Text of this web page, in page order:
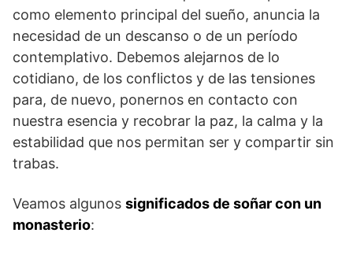
como elemento principal del sueño, anuncia la
necesidad de un descanso o de un período
contemplativo. Debemos alejarnos de lo
cotidiano, de los conflictos y de las tensiones
para, de nuevo, ponernos en contacto con
nuestra esencia y recobrar la paz, la calma y la
estabilidad que nos permitan ser y compartir sin
trabas.
Veamos algunos significados de soñar con un
monasterio: